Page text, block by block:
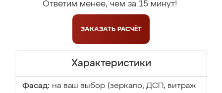
Ответим менее, чем за 15 минут!
ЗАКАЗАТЬ РАСЧЁТ
Характеристики
Фасад: на ваш выбор (зеркало, ДСП, витраж